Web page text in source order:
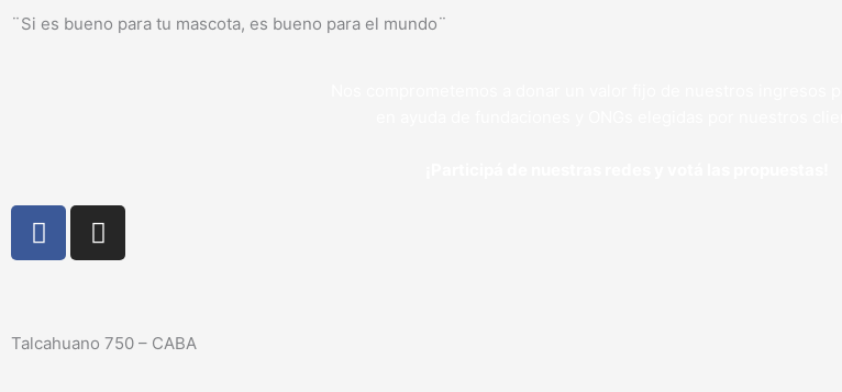
¨Si es bueno para tu mascota, es bueno para el mundo¨
F
a
o
I
n
g
Talcahuano 750 – CABA